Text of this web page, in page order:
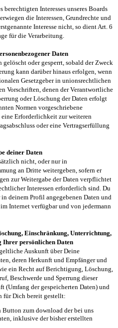
Interesses unseres Boards
die Interessen, Grundrechte und
Interesse nicht, so dient Art. 6
für die Verarbeitung.
Daten
gelöscht oder gesperrt, sobald der Zweck
kann darüber hinaus erfolgen, wenn
Gesetzgeber in unionsrechtlichen
Vorschriften, denen der Verantwortliche
oder Löschung der Daten erfolgt
Normen vorgeschriebene
eine Erforderlichkeit zur weiteren
oder eine Vertragserfüllung
deiner Daten
nicht, oder nur in
an Dritte weitergeben, sofern er
zur Weitergabe der Daten verpflichtet
Interessen erforderlich sind. Du
deinem Profil angegebenen Daten und
Internet verfügbar und von jedermann
Einschränkung, Unterrichtung,
Ihrer persönlichen Daten
Auskunft über Deine
deren Herkunft und Empfänger und
ein Recht auf Berichtigung, Löschung,
Beschwerde und Sperrung dieser
(Umfang der gespeicherten Daten) und
für Dich bereit gestellt:
Button zum download der bei uns
inklusive der bisher erstellten